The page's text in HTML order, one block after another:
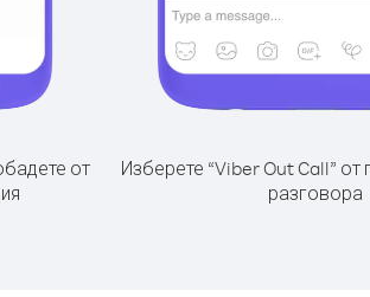
от
Изберете “Viber Out Call” от
разговора